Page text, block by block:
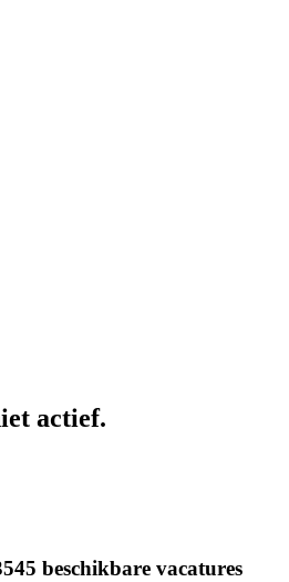
actief.
beschikbare vacatures